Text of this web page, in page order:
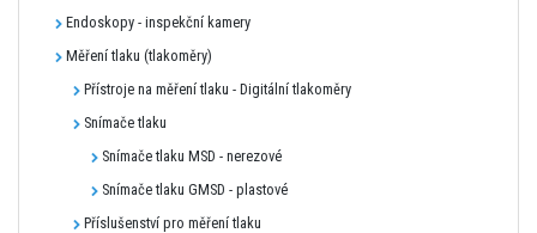
Endoskopy - inspekční kamery
Měření tlaku (tlakoměry)
Přístroje na měření tlaku - Digitální tlakoměry
Snímače tlaku
Snímače tlaku MSD - nerezové
Snímače tlaku GMSD - plastové
Příslušenství pro měření tlaku